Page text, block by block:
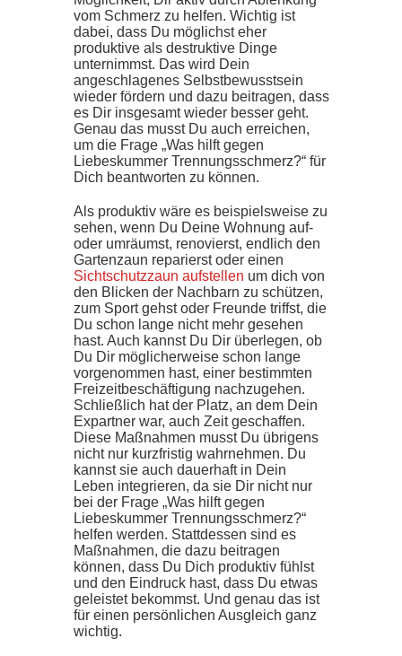
vom Schmerz zu helfen. Wichtig ist
dabei, dass Du möglichst eher
produktive als destruktive Dinge
unternimmst. Das wird Dein
angeschlagenes Selbstbewusstsein
wieder fördern und dazu beitragen, dass
es Dir insgesamt wieder besser geht.
Genau das musst Du auch erreichen,
um die Frage „Was hilft gegen
Liebeskummer Trennungsschmerz?“ für
Dich beantworten zu können.
Als produktiv wäre es beispielsweise zu
sehen, wenn Du Deine Wohnung auf-
oder umräumst, renovierst, endlich den
Gartenzaun reparierst oder einen
Sichtschutzzaun aufstellen um dich von
den Blicken der Nachbarn zu schützen,
zum Sport gehst oder Freunde triffst, die
Du schon lange nicht mehr gesehen
hast. Auch kannst Du Dir überlegen, ob
Du Dir möglicherweise schon lange
vorgenommen hast, einer bestimmten
Freizeitbeschäftigung nachzugehen.
Schließlich hat der Platz, an dem Dein
Expartner war, auch Zeit geschaffen.
Diese Maßnahmen musst Du übrigens
nicht nur kurzfristig wahrnehmen. Du
kannst sie auch dauerhaft in Dein
Leben integrieren, da sie Dir nicht nur
bei der Frage „Was hilft gegen
Liebeskummer Trennungsschmerz?“
helfen werden. Stattdessen sind es
Maßnahmen, die dazu beitragen
können, dass Du Dich produktiv fühlst
und den Eindruck hast, dass Du etwas
geleistet bekommst. Und genau das ist
für einen persönlichen Ausgleich ganz
wichtig.